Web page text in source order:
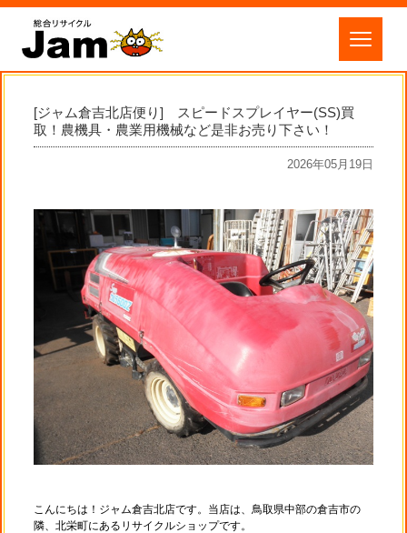
[ジャム倉吉北店便り] スピードスプレイヤー(SS)買
取！農機具・農業用機械など是非お売り下さい！
2026年05月19日
こんにちは！ジャム倉吉北店です。当店は、鳥取県中部の倉吉市の
隣、北栄町にあるリサイクルショップです。